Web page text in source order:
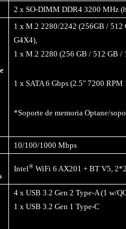
2 x SO-DIMM DDR4 3200 MHz
1 x M.2 2280/2242 (256GB / 512
G4X4),
1 x M.2 2280 (256 GB / 512 GB /
1 x SATA 6 Gbps (2.5″ 7200
*Soporte de memoria Optane/
10/100/1000 Mbps
Intel® WiFi 6 AX201 + BT V5, 2*2
4 x USB 3.2 Gen 2 Type-A (1 w/
1 x USB 3.2 Gen 1 Type-C